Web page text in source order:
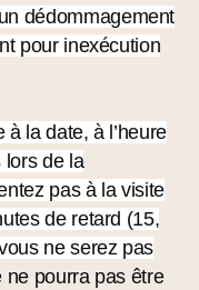
dédommagement
pour inexécution
à la date, à l’heure
lors de la
pas à la visite
de retard (15,
ne serez pas
ne pourra pas être